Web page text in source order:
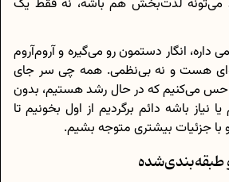
لذت‌بخش هم باشه، نه فقط یک
انگار دستمون رو می‌گیره و آروم‌آروم
هست و نه بی‌نظمی. همه چی سر جای
می‌کنیم که در حال رشد هستیم، بدون
نیاز باشه دائم برگردیم از اول بخونیم تا
با جزئیات بیشتری متوجه بشیم.